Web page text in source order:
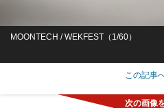
MOONTECH / WEKFEST（1/60）
この記事